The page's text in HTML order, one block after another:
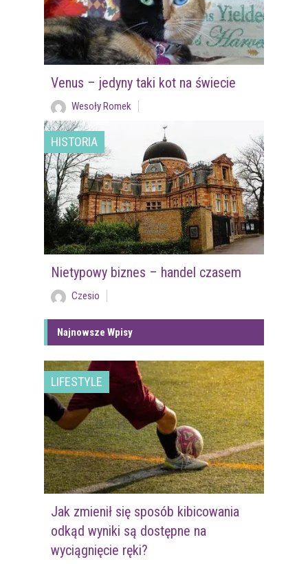
Venus – jedyny taki kot na świecie
Wesoły Romek
HISTORIA
Nietypowy biznes – handel czasem
Czesio
Najnowsze Wpisy
LIFESTYLE
Jak zmienił się sposób kibicowania
odkąd wyniki są dostępne na
wyciągnięcie ręki?